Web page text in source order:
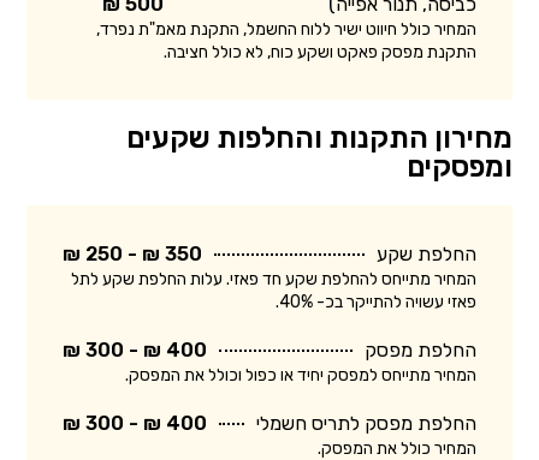
המחיר כולל חיווט ישיר ללוח החשמל, התקנת מאמ"ת נפרד,
התקנת מפסק פאקט ושקע כוח, לא כולל חציבה.
מחירון התקנות והחלפות שקעים
ומפסקים
החלפת שקע 350 ₪ - 250 ₪
המחיר מתייחס להחלפת שקע חד פאזי. עלות החלפת שקע לתל
פאזי עשויה להתייקר בכ- 40%.
החלפת מפסק 400 ₪ - 300 ₪
המחיר מתייחס למפסק יחיד או כפול וכולל את המפסק.
החלפת מפסק לתריס חשמלי 400 ₪ - 300 ₪
המחיר כולל את המפסק.